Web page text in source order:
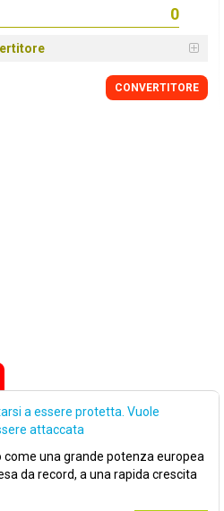
CONVERTITORE
a essere protetta. Vuole
attaccata
una grande potenza europea
da record, a una rapida crescita